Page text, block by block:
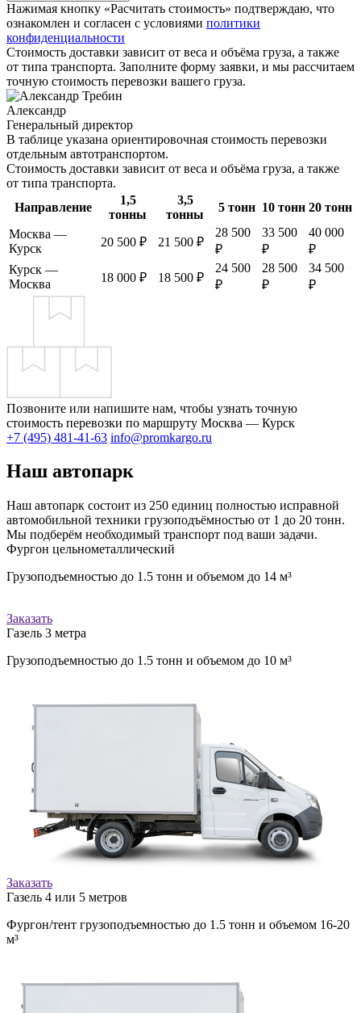
Нажимая кнопку «Расчитать стоимость» подтверждаю, что
ознакомлен и согласен с условиями политики
конфиденциальности
Стоимость доставки зависит от веса и объёма груза, а также
от типа транспорта. Заполните форму заявки, и мы рассчитаем
точную стоимость перевозки вашего груза.
Александр
Генеральный директор
В таблице указана ориентировочная стоимость перевозки
отдельным автотранспортом.
Стоимость доставки зависит от веса и объёма груза, а также
от типа транспорта.
Направление
1,5
тонны
3,5
тонны
5 тонн 10 тонн 20 тонн
Москва —
Курск
20 500 ₽ 21 500 ₽
28 500
₽
33 500
₽
40 000
₽
Курск —
Москва
18 000 ₽ 18 500 ₽
24 500
₽
28 500
₽
34 500
₽
Позвоните или напишите нам, чтобы узнать точную
стоимость перевозки по маршруту Москва — Курск
+7 (495) 481-41-63 info@promkargo.ru
Наш автопарк
Наш автопарк состоит из 250 единиц полностью исправной
автомобильной техники грузоподъёмностью от 1 до 20 тонн.
Мы подберём необходимый транспорт под ваши задачи.
Фургон цельнометаллический
Грузоподъемностью до 1.5 тонн и объемом до 14 м³
Заказать
Газель 3 метра
Грузоподъемностью до 1.5 тонн и объемом до 10 м³
Заказать
Газель 4 или 5 метров
Фургон/тент грузоподъемностью до 1.5 тонн и объемом 16-20
м³